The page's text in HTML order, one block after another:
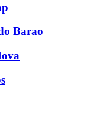
Barao